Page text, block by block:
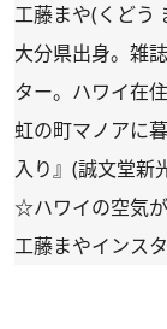
工藤まや(くどう
大分県出身。雑
ター。ハワイ在
虹の町マノアに
入り』 (誠文堂新
☆ハワイの空気が
工藤まやインス